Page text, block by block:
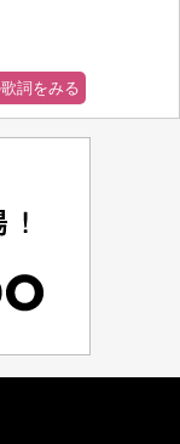
詞をみる